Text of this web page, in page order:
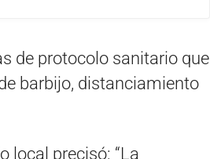
de protocolo sanitario que
barbijo, distanciamiento
local precisó: “La